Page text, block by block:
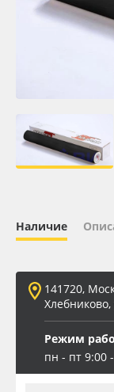
Oracal 641
ПЭТ листовой
Вспененный
Баннер
Заготовки
Наличие
141720,
Режим
пн - пт 9:00